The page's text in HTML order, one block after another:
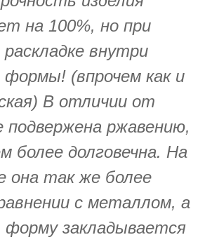
на 100%, но при
внутри
формы! (впрочем как и
В отличии от
ржавению,
более долговечна. На
она так же более
с металлом, а
форму закладывается